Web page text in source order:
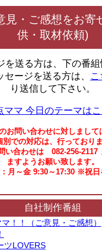
見・ご感想をお寄
供・取材依頼)
を送る方は、下の番組
ージを送る方は、
り送信して下さい。
ママ 今日のテーマは
お問い合わせに対しまし
別での対応は、行っておりま
い合わせは 082-256-
ますようお願い致します。
：月～金 9:30～17:30 ※祝日
自社制作番組
！！（ご意見・ご感想）
ツLOVERS